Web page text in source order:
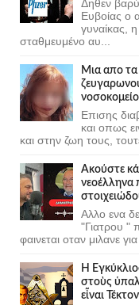
Δηθεν
Ευβοίας ο
γυναίκας,
σταθμευμένο αυ...
Μια απο τα
νοσοκομείο
Επισης
και οπως
και στην ζωη τους,
Ακούστε
νεοέλληνα
Αλλο ενα
"Γιατρου "
φαινεται οταν μιλανε για
Ἡ
στοὺς
εἶναι